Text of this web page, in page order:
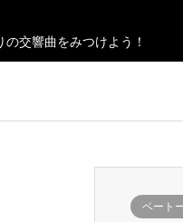
の交響曲をみつけよう！
ベート